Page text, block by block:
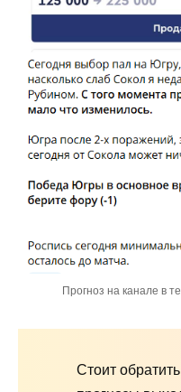
Прогноз на канале в
Стоит